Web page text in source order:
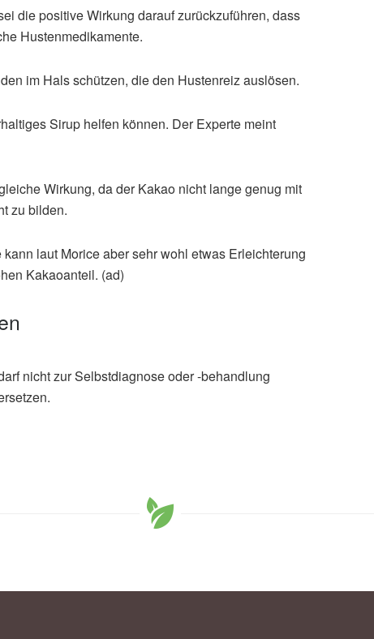
die positive Wirkung darauf zurückzuführen, dass
Hustenmedikamente.
im Hals schützen, die den Hustenreiz auslösen.
Sirup helfen können. Der Experte meint
Wirkung, da der Kakao nicht lange genug mit
zu bilden.
laut Morice aber sehr wohl etwas Erleichterung
Kakaoanteil. (ad)
nicht zur Selbstdiagnose oder -behandlung